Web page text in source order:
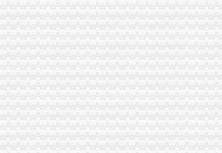
波局重庆分公司注销长对非公经济建工作提出六点要求
工商动态
我市重庆分公司注销出台在校大创办微型企业相关办法
渝北局行政约谈沃尔玛超市重庆公司注销指出五点问题
市局六项措施推进“双”重庆营业执照注销行动后期工作
梁平局“四抓四廉”重庆营业执照注销加春节期间廉政建设
永川局重庆公司注销三举措化流通环节乳品和含乳食品质量监管
市重庆代办公司局副巡视员高印平率队到南川局开展考核考察工作
渝北局推行“一单通”重庆代办公司工作取得阶段成效
南岸局实行市场准入“四规范”重庆税务注销积服务区域经济发展
长寿局重庆代办公司大力促进非公经济组织创先争优
沙坪坝局重庆分公司注销三举措帮扶中小企业融资4.8亿元
江津局重庆税务注销以四个注重为抓手大力发展微型企业
垫江局重庆代办公司全面完成微型企业试点发展任务
云局重庆公司注销稳步推进学习型机关建设成效明显